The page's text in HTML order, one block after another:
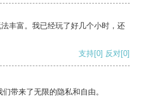
丰富。我已经玩了好几个小时，还
支持[0] 反对[0]
带来了无限的隐私和自由。